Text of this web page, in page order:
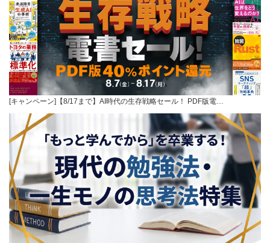
[キャンペーン]【8/17まで】AI時代の生存戦略セール！ PDF版電…